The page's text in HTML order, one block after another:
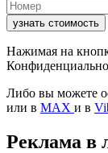
узнать стоимость
Нажимая на
Либо вы можете
или в MAX и в
Реклама в